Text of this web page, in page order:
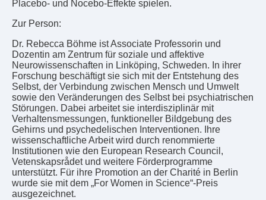
Placebo- und Nocebo-Effekte spielen.
Zur Person:
Dr. Rebecca Böhme ist Associate Professorin und
Dozentin am Zentrum für soziale und affektive
Neurowissenschaften in Linköping, Schweden. In ihrer
Forschung beschäftigt sie sich mit der Entstehung des
Selbst, der Verbindung zwischen Mensch und Umwelt
sowie den Veränderungen des Selbst bei psychiatrischen
Störungen. Dabei arbeitet sie interdisziplinär mit
Verhaltensmessungen, funktioneller Bildgebung des
Gehirns und psychedelischen Interventionen. Ihre
wissenschaftliche Arbeit wird durch renommierte
Institutionen wie den European Research Council,
Vetenskapsrådet und weitere Förderprogramme
unterstützt. Für ihre Promotion an der Charité in Berlin
wurde sie mit dem „For Women in Science“-Preis
ausgezeichnet.